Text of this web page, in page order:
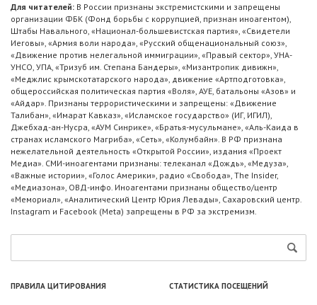
Для читателей: В России признаны экстремистскими и запрещены
организации ФБК (Фонд борьбы с коррупцией, признан иноагентом),
Штабы Навального, «Национал-большевистская партия», «Свидетели
Иеговы», «Армия воли народа», «Русский общенациональный союз»,
«Движение против нелегальной иммиграции», «Правый сектор», УНА-
УНСО, УПА, «Тризуб им. Степана Бандеры», «Мизантропик дивижн»,
«Меджлис крымскотатарского народа», движение «Артподготовка»,
общероссийская политическая партия «Воля», АУЕ, батальоны «Азов» и
«Айдар». Признаны террористическими и запрещены: «Движение
Талибан», «Имарат Кавказ», «Исламское государство» (ИГ, ИГИЛ),
Джебхад-ан-Нусра, «АУМ Синрике», «Братья-мусульмане», «Аль-Каида в
странах исламского Магриба», «Сеть», «Колумбайн». В РФ признана
нежелательной деятельность «Открытой России», издания «Проект
Медиа». СМИ-иноагентами признаны: телеканал «Дождь», «Медуза»,
«Важные истории», «Голос Америки», радио «Свобода», The Insider,
«Медиазона», ОВД-инфо. Иноагентами признаны общество/центр
«Мемориал», «Аналитический Центр Юрия Левады», Сахаровский центр.
Instagram и Facebook (Metа) запрещены в РФ за экстремизм.
ПРАВИЛА ЦИТИРОВАНИЯ СТАТИСТИКА ПОСЕЩЕНИЙ